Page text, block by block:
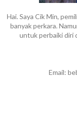
Hai. Saya Cik Min,
banyak perkara.
untuk perbaiki diri
Email: